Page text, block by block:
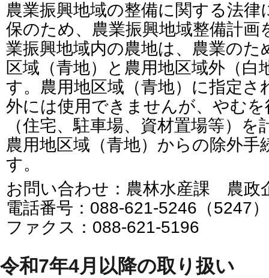
農業振興地域の整備に関する法律
保のため、農業振興地域整備計画
業振興地域内の農地は、農業の
区域（青地）と農用地区域外（白
す。農用地区域（青地）に指定さ
外には使用できませんが、やむ
（住宅、駐車場、資材置場等）
農用地区域（青地）からの除外手
す。
お問い合わせ：農林水産課 農
電話番号：088-621-5246（5247）
ファクス：088-621-5196
令和7年4月以降の取り扱い